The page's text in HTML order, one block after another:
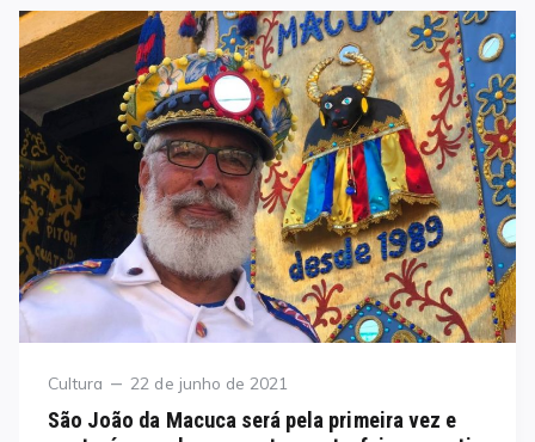
Category
Cultura
Posted
22 de junho de 2021
São João da Macuca será pela primeira vez e